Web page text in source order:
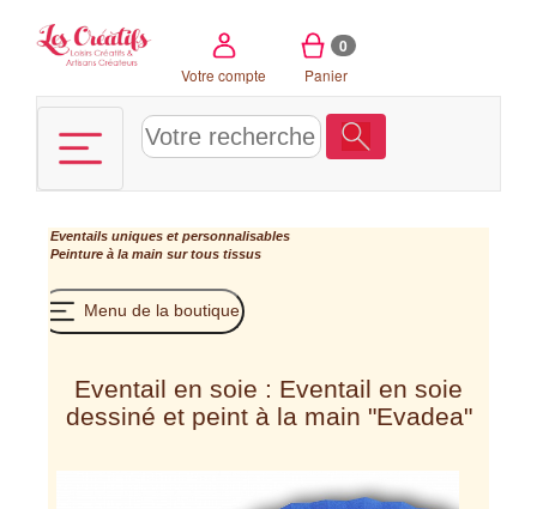
Votre compte
0
Panier
Eventails uniques et personnalisables
Peinture à la main sur tous tissus
Menu de la boutique
Eventail en soie : Eventail en soie
dessiné et peint à la main "Evadea"